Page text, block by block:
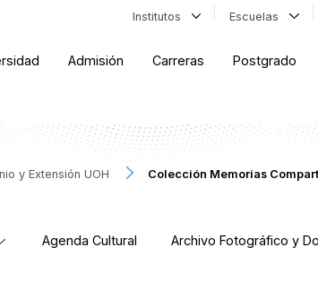
Institutos Escuelas
Admisión Carreras Postgrado
y Extensión UOH Colección Memorias
Agenda Cultural Archivo Fotográfico y